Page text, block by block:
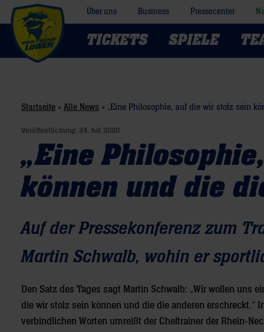
Über uns Business Pressecenter
TICKETS SPIELE
Startseite » Alle News » „Eine Philosophie, auf die wir stolz sein
Veröffentlichung: 24. Juli 2020
„Eine
können und die
Auf der Pressekonferenz zum
Martin Schwalb, wohin er
Den Satz des Tages sagt Martin Schwalb: „Wir wollen uns
die wir stolz sein können und die die anderen erschreckt.“
verbindlichen Worten umreißt der Cheftrainer der Rhein-